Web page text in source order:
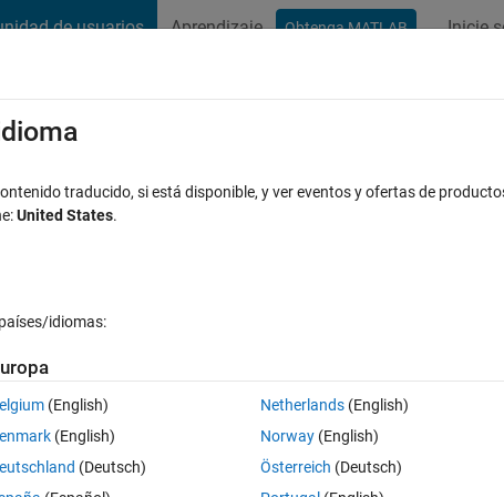
de usuarios Aprendizaje Obtenga MATLAB Inicie
for autoencoder
first I have to prepare the dataset to feed it into autoencoder
traducido, si está disponible, y ver eventos y ofertas de
United States.
idiomas:
(English)
(English)
(Deutsch)
Netherlands(English)
Norway(English)
Österreich (Deutsch)